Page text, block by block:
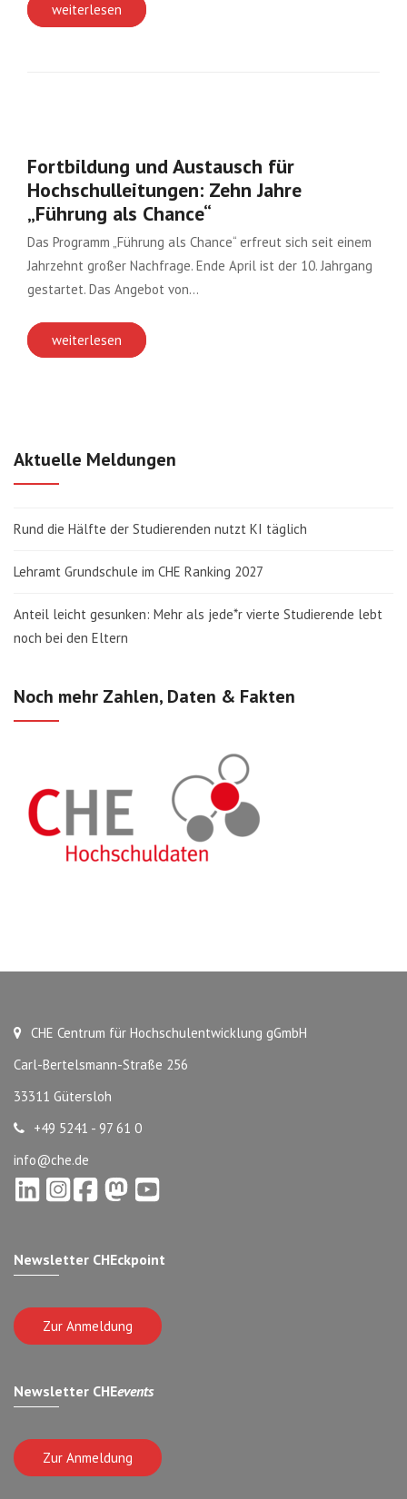
weiterlesen
Fortbildung und Austausch für
Hochschulleitungen: Zehn Jahre
„Führung als Chance“
Das Programm „Führung als Chance“ erfreut sich seit einem
Jahrzehnt großer Nachfrage. Ende April ist der 10. Jahrgang
gestartet. Das Angebot von…
weiterlesen
Aktuelle Meldungen
Rund die Hälfte der Studierenden nutzt KI täglich
Lehramt Grundschule im CHE Ranking 2027
Anteil leicht gesunken: Mehr als jede*r vierte Studierende lebt
noch bei den Eltern
Noch mehr Zahlen, Daten & Fakten
CHE Centrum für Hochschulentwicklung gGmbH
Carl-Bertelsmann-Straße 256
33311 Gütersloh
+49 5241 - 97 61 0
info@che.de
Newsletter CHEckpoint
Zur Anmeldung
Newsletter CHEevents
Zur Anmeldung